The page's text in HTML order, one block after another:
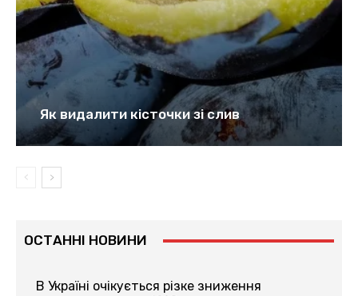
Як видалити кісточки зі слив
ОСТАННІ НОВИНИ
В Україні очікується різке зниження